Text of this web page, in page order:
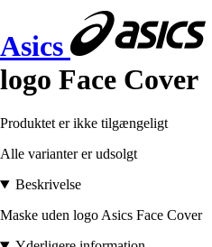
Asics
logo Face Cover
Produktet er ikke tilgængeligt
Alle varianter er udsolgt
Beskrivelse
Maske uden logo Asics Face Cover